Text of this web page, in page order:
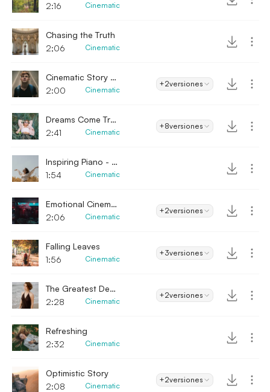
2:16
Cinematic
Chasing the Truth
2;06
Cinematic
Cinematic Story - Cinematic
2:00
Cinematic
+2versiones
Dreams Come True
2:41
Cinematic
+8versiones
Inspiring Piano - Emotional
1:54
Cinematic
Emotional Cinematic 3
2:06
Cinematic
+2versiones
Falling Leaves
1:56
Cinematic
+3versiones
The Greatest Destiny
2:28
Cinematic
+2versiones
Refreshing
2:32
Cinematic
Optimistic Story
2:08
Cinematic
+2versiones